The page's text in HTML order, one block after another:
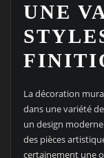
UNE
La décoration
dans une variété
un design
des pièces
certainement une